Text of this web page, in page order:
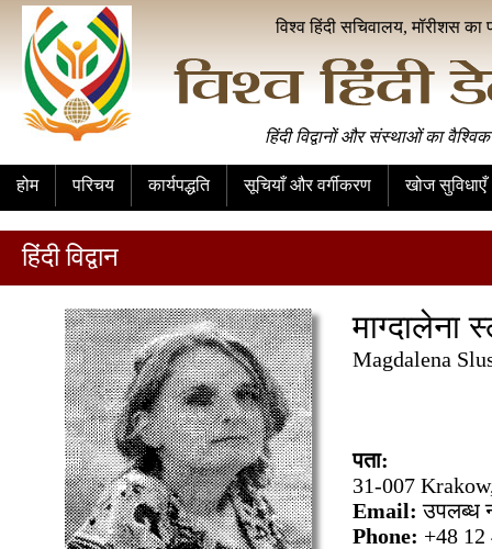
विश्व हिंदी सचिवालय, मॉरीशस का
हिंदी विद्वानों और संस्थाओं का
होम परिचय कार्यपद्धति सूचियाँ और वर्गीकरण खोज सुविधाएँ
हिंदी विद्वान
माग्दालेना
Magdalena
पता:
31-007
Email:उपलब्ध
Phone: +48 12